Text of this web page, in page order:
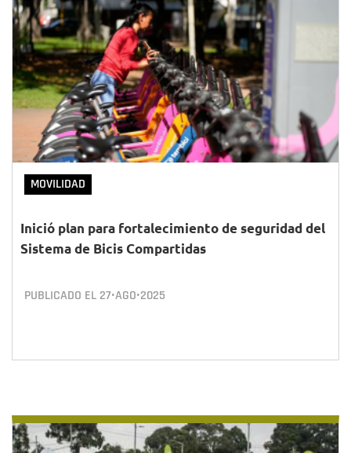
MOVILIDAD
Inició plan para fortalecimiento de seguridad del
Sistema de Bicis Compartidas
PUBLICADO EL 27•AGO•2025